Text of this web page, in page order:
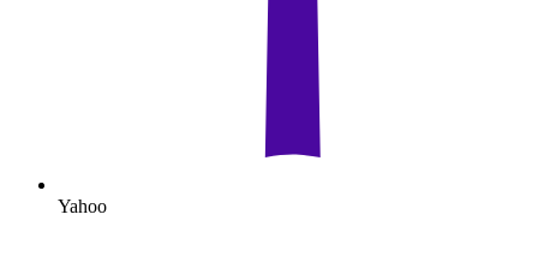
Yahoo